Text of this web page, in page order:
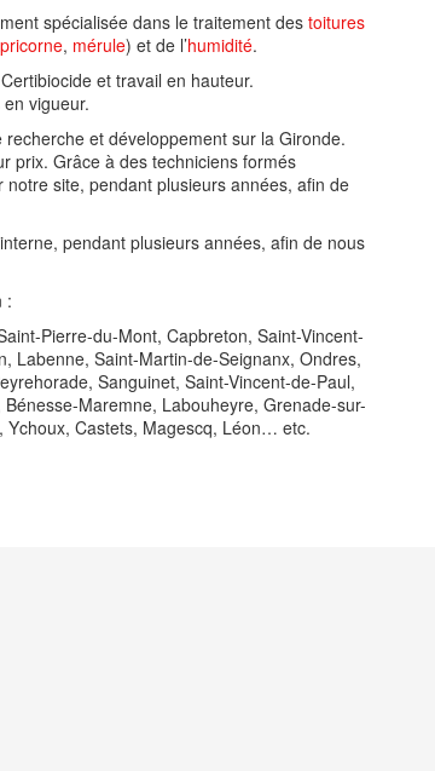
spécialisée dans le traitement des toitures
, mérule) et de l’humidité.
et travail en hauteur.
vigueur.
recherche et développement sur la Gironde.
prix. Grâce à des techniciens formés
site, pendant plusieurs années, afin de
pendant plusieurs années, afin de nous
:
Pierre-du-Mont, Capbreton, Saint-Vincent-
Labenne, Saint-Martin-de-Seignanx, Ondres,
Sanguinet, Saint-Vincent-de-Paul,
Maremne, Labouheyre, Grenade-sur-
Ychoux, Castets, Magescq, Léon… etc.